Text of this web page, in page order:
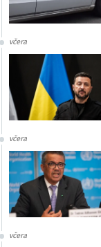
včera
včera
včera